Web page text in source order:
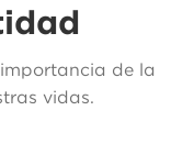
de la
vidas.